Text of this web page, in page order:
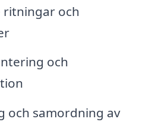
ritningar och
och
och samordning av